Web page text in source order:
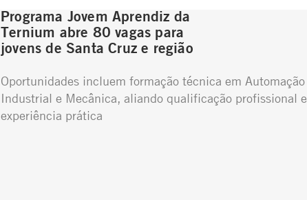
Programa Jovem Aprendiz da
Ternium abre 80 vagas para
jovens de Santa Cruz e região
Oportunidades incluem formação técnica em Automação
Industrial e Mecânica, aliando qualificação profissional e
experiência prática